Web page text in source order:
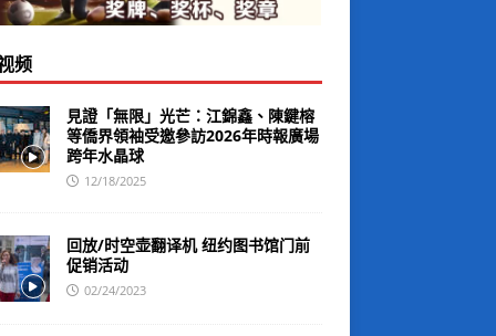
频
見證「無限」光芒：江錦鑫、陳鍵榕
等僑界領袖受邀參訪2026年時報廣場
跨年水晶球
12/18/2025
回放/时空壶翻译机 纽约图书馆门前
促销活动
02/24/2023